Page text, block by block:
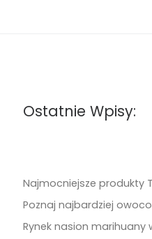
Ostatnie Wpisy:
Najmocniejsze produkty
Poznaj najbardziej
Rynek nasion marihuany